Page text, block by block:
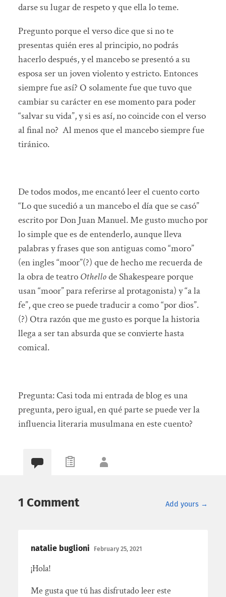
darse su lugar de respeto y que ella lo teme.
Pregunto porque el verso dice que si no te
presentas quién eres al principio, no podrás
hacerlo después, y el mancebo se presentó a su
esposa ser un joven violento y estricto. Entonces
siempre fue así? O solamente fue que tuvo que
cambiar su carácter en ese momento para poder
“salvar su vida”, y si es así, no coincide con el verso
al final no? Al menos que el mancebo siempre fue
tiránico.
De todos modos, me encantó leer el cuento corto
“Lo que sucedió a un mancebo el día que se casó”
escrito por Don Juan Manuel. Me gusto mucho por
lo simple que es de entenderlo, aunque lleva
palabras y frases que son antiguas como “moro”
(en ingles “moor”(?) que de hecho me recuerda de
la obra de teatro Othellode Shakespeare porque
usan “moor” para referirse al protagonista) y “a la
fe”, que creo se puede traducir a como “por dios”.
(?) Otra razón que me gusto es porque la historia
llega a ser tan absurda que se convierte hasta
comical.
Pregunta: Casi toda mi entrada de blog es una
pregunta, pero igual, en qué parte se puede ver la
influencia literaria musulmana en este cuento?
1 Comment Add yours →
natalie buglioni February 25, 2021
¡Hola!
Me gusta que tú has disfrutado leer este